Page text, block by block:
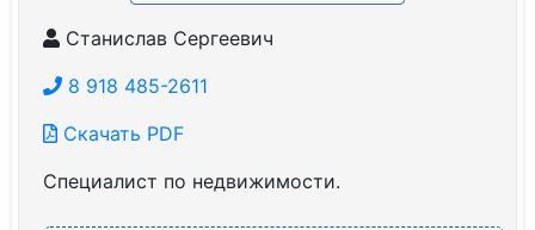
Станислав Сергеевич
8 918 485-2611
Скачать PDF
Специалист по недвижимости.